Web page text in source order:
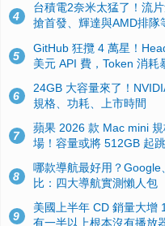
4
台積電2奈米太猛了！流
搶首發、輝達與AMD排隊
5
GitHub 狂攬 4 萬星！
美元 API 費，Token 消耗
6
24GB 大容量來了！
規格、功耗、上市時間
7
蘋果 2026 款 Mac mini
場！容量或將 512GB 起跳
8
哪款導航最好用？
比：四大導航實測懶人包
9
美國上半年 CD 銷量大增
有一半以上根本沒有播放